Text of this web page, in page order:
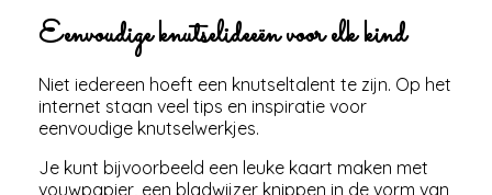
Eenvoudige knutselideeën voor elk kind
Niet iedereen hoeft een knutseltalent te zijn. Op het
internet staan veel tips en inspiratie voor
eenvoudige knutselwerkjes.
Je kunt bijvoorbeeld een leuke kaart maken met
vouwpapier, een bladwijzer knippen in de vorm van